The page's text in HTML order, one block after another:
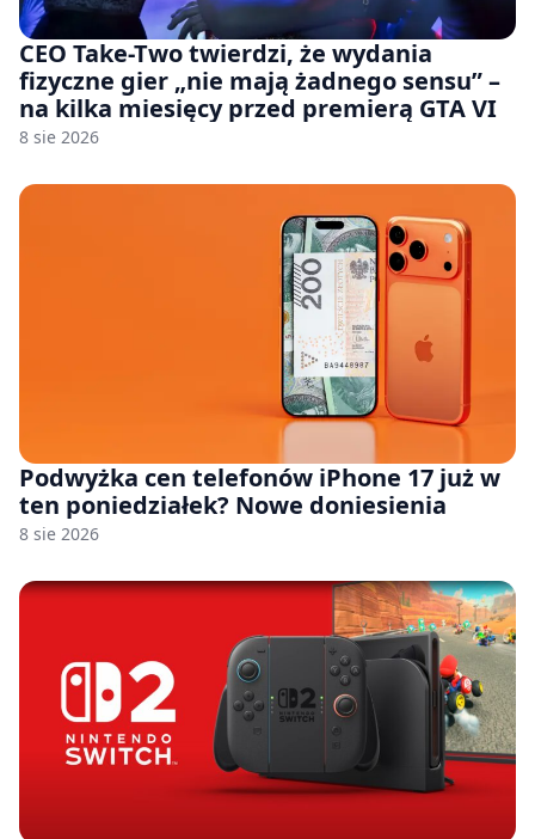
CEO Take-Two twierdzi, że wydania
fizyczne gier „nie mają żadnego sensu” –
na kilka miesięcy przed premierą GTA VI
8 sie 2026
Podwyżka cen telefonów iPhone 17 już w
ten poniedziałek? Nowe doniesienia
8 sie 2026